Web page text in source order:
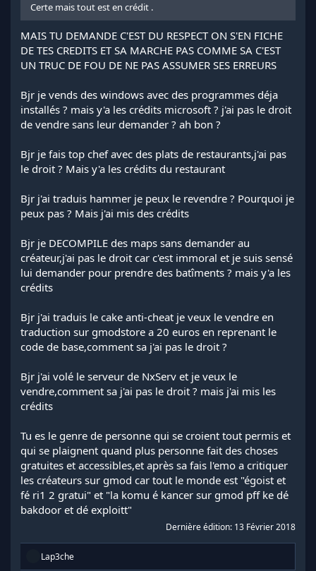
Certe mais tout est en crédit .
MAIS TU DEMANDE C'EST DU RESPECT ON S'EN FICHE
DE TES CREDITS ET SA MARCHE PAS COMME SA C'EST
UN TRUC DE FOU DE NE PAS ASSUMER SES ERREURS
Bjr je vends des windows avec des programmes déja
installés ? mais y'a les crédits microsoft ? j'ai pas le droit
de vendre sans leur demander ? ah bon ?
Bjr je fais top chef avec des plats de restaurants,j'ai pas
le droit ? Mais y'a les crédits du restaurant
Bjr j'ai traduis hammer je peux le revendre ? Pourquoi je
peux pas ? Mais j'ai mis des crédits
Bjr je DECOMPILE des maps sans demander au
créateur,j'ai pas le droit car c'est immoral et je suis sensé
lui demander pour prendre des batîments ? mais y'a les
crédits
Bjr j'ai traduis le cake anti-cheat je veux le vendre en
traduction sur gmodstore a 20 euros en reprenant le
code de base,comment sa j'ai pas le droit ?
Bjr j'ai volé le serveur de NxServ et je veux le
vendre,comment sa j'ai pas le droit ? mais j'ai mis les
crédits
Tu es le genre de personne qui se croient tout permis et
qui se plaignent quand plus personne fait des choses
gratuites et accessibles,et après sa fais l'emo a critiquer
les créateurs sur gmod car tout le monde est "égoist et
fé ri1 2 gratui" et "la komu é kancer sur gmod pff ke dé
bakdoor et dé exploitt"
Dernière édition: 13 Février 2018
RLap3che